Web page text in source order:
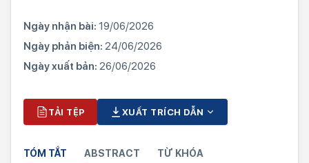
Ngày nhận bài: 19/06/2026
Ngày phản biện: 24/06/2026
Ngày xuất bản: 26/06/2026
TẢI TỆP XUẤT TRÍCH DẪN
TÓM TẮT ABSTRACT TỪ KHÓA